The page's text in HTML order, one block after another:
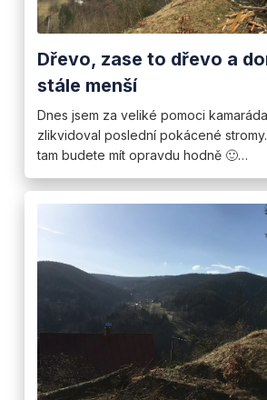
Dřevo, zase to dřevo a
stále menší
Dnes jsem za veliké pomoci
zlikvidoval poslední pokácené
tam budete mít opravdu hodně 🙂…